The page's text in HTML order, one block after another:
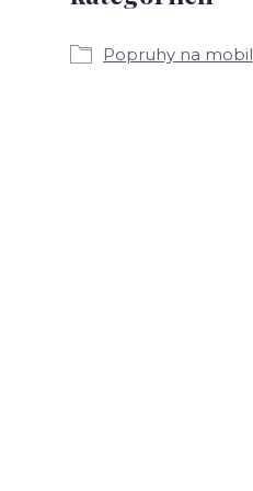
Popruhy na mobil